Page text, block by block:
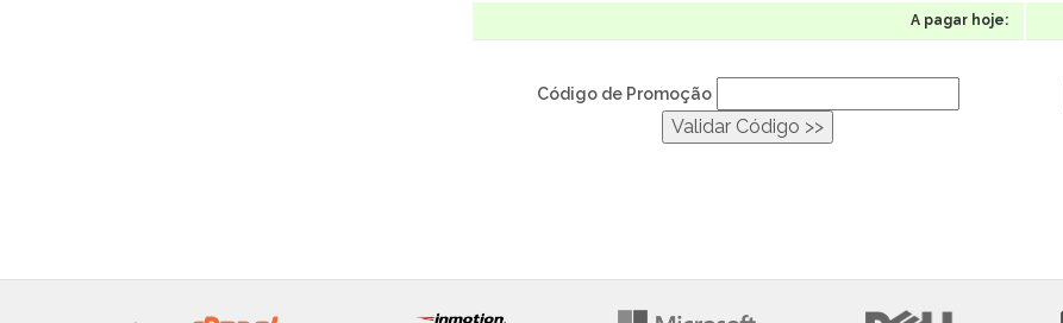
A pagar hoje:
Código de Promoção